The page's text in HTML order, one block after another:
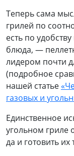
Теперь сама
грилей по
есть по
блюда, —
лидером почти
(подробное
нашей статье
газовых и
Единственное
угольном гриле
да и готовить их